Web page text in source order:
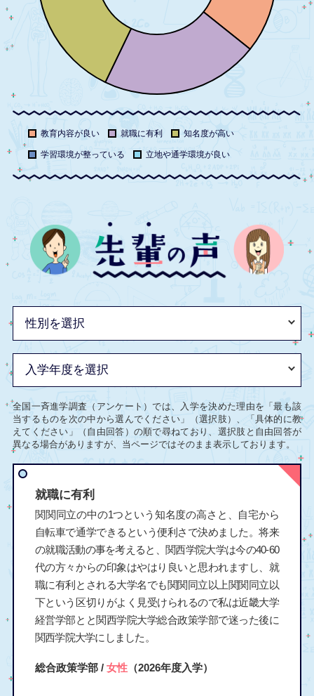
教育内容が良い 就職に有利 知名度が高い
学習環境が整っている 立地や通学環境が良い
全国一斉進学調査（アンケート）では、入学を決めた理由を「最も該
当するものを次の中から選んでください」（選択肢）、「具体的に教
えてください」（自由回答）の順で尋ねており、選択肢と自由回答が
異なる場合がありますが、当ページではそのまま表示しております。
就職に有利
関関同立の中の1つという知名度の高さと、自宅から
自転車で通学できるという便利さで決めました。将来
の就職活動の事を考えると、関西学院大学は今の40-60
代の方々からの印象はやはり良いと思われますし、就
職に有利とされる大学名でも関関同立以上関関同立以
下という区切りがよく見受けられるので私は近畿大学
経営学部とと関西学院大学総合政策学部で迷った後に
関西学院大学にしました。
総合政策学部 / 女性（2026年度入学）